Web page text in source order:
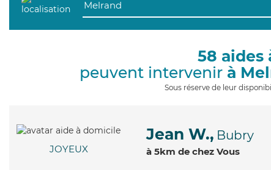
58 aides
peuvent intervenir à
Sous réserve de leur
JOYEUX
Jean W., Bubry
à 5km de chez Vous